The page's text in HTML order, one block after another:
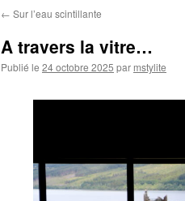
← Sur l’eau scintillante
A travers la vitre…
Publié le 24 octobre 2025 par mstylite